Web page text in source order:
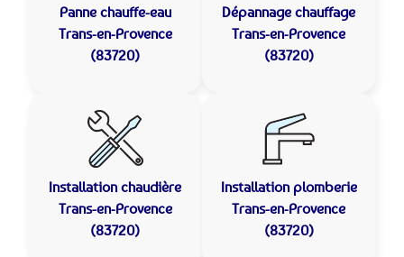
Panne chauffe-eau
Trans-en-Provence
(83720)
Dépannage chauffage
Trans-en-Provence
(83720)
Installation chaudière
Trans-en-Provence
(83720)
Installation plomberie
Trans-en-Provence
(83720)